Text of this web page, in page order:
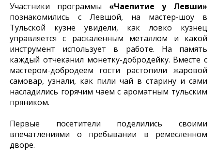
Участники программы «Чаепитие у Левши»
познакомились с Левшой, на мастер-шоу в
Тульской кузне увидели, как ловко кузнец
управляется с раскаленным металлом и какой
инструмент использует в работе. На память
каждый отчеканил монетку-добродейку. Вместе с
мастером-добродеем гости растопили жаровой
самовар, узнали, как пили чай в старину и сами
насладились горячим чаем с ароматным тульским
пряником.
Первые посетители поделились своими
впечатлениями о пребывании в ремесленном
дворе.